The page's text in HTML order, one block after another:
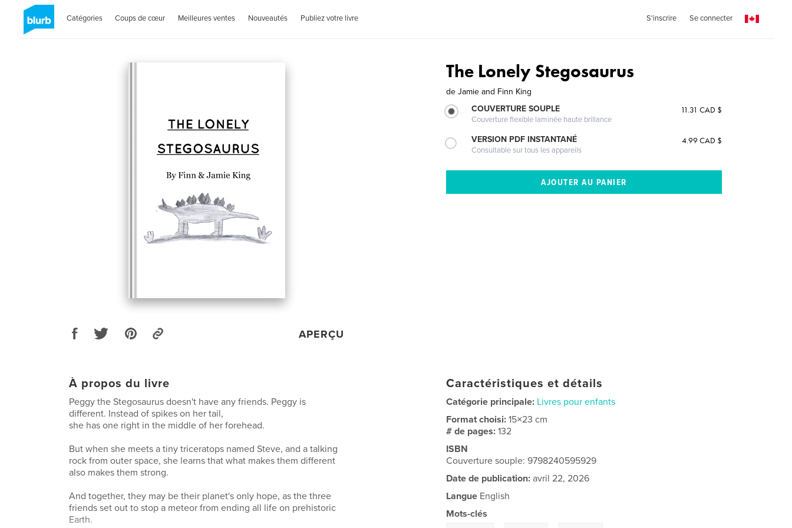
Catégories Coups de cœur Meilleures ventes Nouveautés Publiez votre livre S'inscrire Se connecter
APERÇU
The Lonely Stegosaurus
de Jamie and Finn King
COUVERTURE SOUPLE
Couverture flexible laminée haute brillance
11.31 CAD $
VERSION PDF INSTANTANÉ
Consultable sur tous les appareils
4.99 CAD $
À propos du livre
Peggy the Stegosaurus doesn't have any friends. Peggy is
different. Instead of spikes on her tail,
she has one right in the middle of her forehead.
But when she meets a tiny triceratops named Steve, and a talking
rock from outer space, she learns that what makes them different
also makes them strong.
And together, they may be their planet's only hope, as the three
friends set out to stop a meteor from ending all life on prehistoric
Earth.
Caractéristiques et détails
Catégorie principale: Livres pour enfants
Format choisi:15×23 cm
# de pages:132
ISBN
Couverture souple: 9798240595929
Date de publication: avril 22, 2026
Langue English
Mots-clés